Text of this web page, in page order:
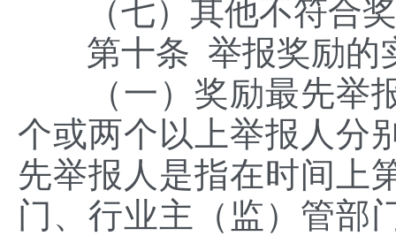
（七）其他不符合奖
第十条 举报奖励的
（一）奖励最先举报
个或两个以上举报人分
先举报人是指在时间上
门、行业主（监）管部